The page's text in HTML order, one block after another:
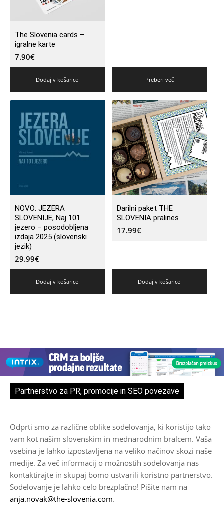
The Slovenia cards –
igralne karte
7.90€
Dodaj v košarico Preberi več
NOVO: JEZERA
SLOVENIJE, Naj 101
jezero – posodobljena
izdaja 2025 (slovenski
jezik)
29.99€
Dodaj v košarico
Darilni paket THE
SLOVENIA pralines
17.99€
Dodaj v košarico
Partnerstvo za PR, promocije in SEO povezave
Odprti smo za različne oblike sodelovanja, ki koristijo tako
vam kot našim slovenskim in mednarodnim bralcem. Vaša
vsebina je lahko izpostavljena na veliko načinov skozi naše
medije. Za več informacij o možnostih sodelovanja nas
kontaktirajte in skupaj bomo ustvarili koristno partnerstvo.
Sodelovanje je lahko celo brezplačno! Pišite nam na
anja.novak@the-slovenia.com.